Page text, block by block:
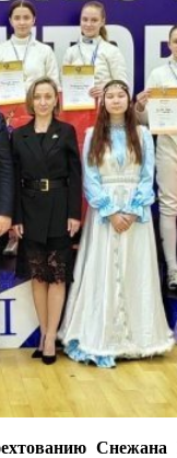
Снежана